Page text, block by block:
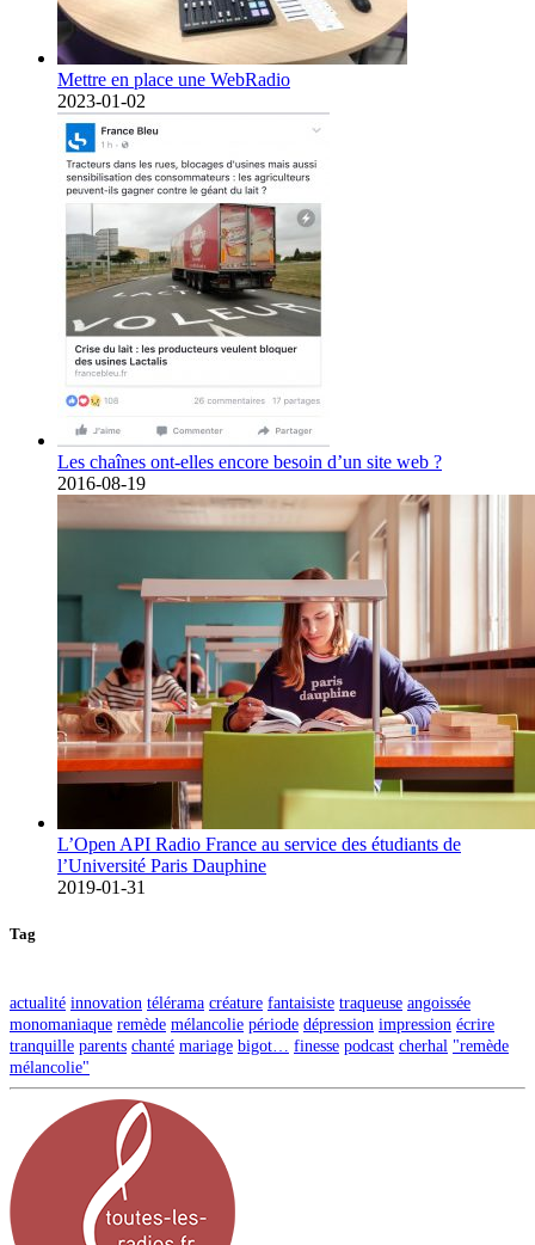
Mettre en place une WebRadio
2023-01-02
Les chaînes ont-elles encore besoin d’un site web ?
2016-08-19
L’Open API Radio France au service des étudiants de
l’Université Paris Dauphine
2019-01-31
Tag
actualité innovation télérama créature fantaisiste traqueuse angoissée
monomaniaque remède mélancolie période dépression impression écrire
tranquille parents chanté mariage bigot… finesse podcast cherhal "remède
mélancolie"